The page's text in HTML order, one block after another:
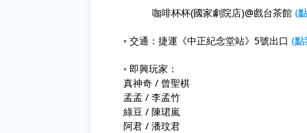
咖啡杯杯(國家劇院店)@戲台茶館 (
◦ 交通：捷運《中正紀念堂站》5號出口 (點
◦ 即興玩家：
真神奇 / 曾聖棋
孟孟 / 李孟竹
綠豆 / 陳珺嵐
阿君 / 潘玟君